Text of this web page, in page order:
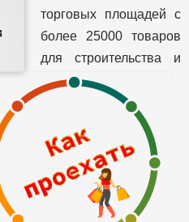
торговых площадей с
более 25000 товаров
для строительства и